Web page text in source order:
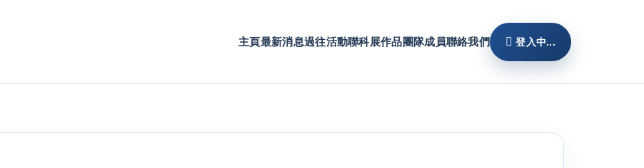
主頁最新消息過往活動聯科展作品團隊成員聯絡我們 登入中...